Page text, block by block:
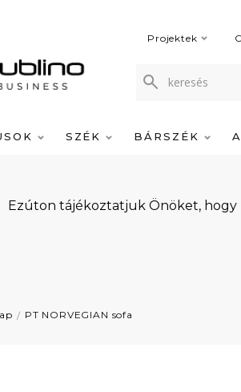
Projektek
SZÉK BÁRSZÉK
Ezúton tájékoztatjuk Önöket, hogy
PT NORVEGIAN sofa